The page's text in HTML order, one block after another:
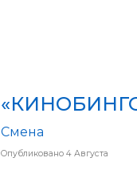
Опубликовано 4 Августа
Смена